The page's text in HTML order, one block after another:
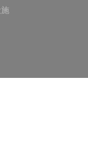
新窗口中打开))